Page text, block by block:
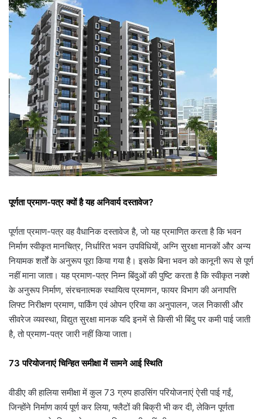
पूर्णता प्रमाण-पत्र क्यों है यह अनिवार्य दस्तावेज?
पूर्णता प्रमाण-पत्र वह वैधानिक दस्तावेज है, जो यह प्रमाणित करता है कि भवन
निर्माण स्वीकृत मानचित्र, निर्धारित भवन उपविधियों, अग्नि सुरक्षा मानकों और अन्य
नियामक शर्तों के अनुरूप पूरा किया गया है। इसके बिना भवन को कानूनी रूप से पूर्ण
नहीं माना जाता। यह प्रमाण-पत्र निम्न बिंदुओं की पुष्टि करता है कि स्वीकृत नक्शे
के अनुरूप निर्माण, संरचनात्मक स्थायित्व प्रमाणन, फायर विभाग की अनापत्ति
लिफ्ट निरीक्षण प्रमाण, पार्किंग एवं ओपन एरिया का अनुपालन, जल निकासी और
सीवरेज व्यवस्था, विद्युत सुरक्षा मानक यदि इनमें से किसी भी बिंदु पर कमी पाई जाती
है, तो प्रमाण-पत्र जारी नहीं किया जाता।
73 परियोजनाएं चिन्हित समीक्षा में सामने आई स्थिति
वीडीए की हालिया समीक्षा में कुल 73 ग्रुप हाउसिंग परियोजनाएं ऐसी पाई गईं,
जिन्होंने निर्माण कार्य पूर्ण कर लिया, फ्लैटों की बिक्री भी कर दी, लेकिन पूर्णता